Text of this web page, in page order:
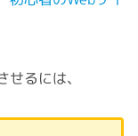
るには、